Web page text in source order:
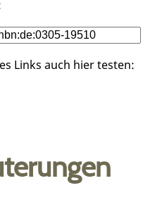
Links auch hier testen: